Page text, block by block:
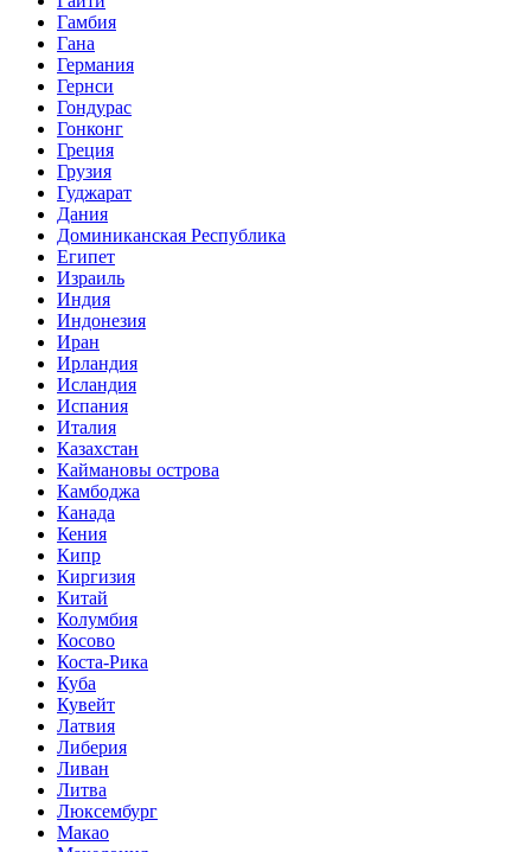
Гамбия
Гана
Германия
Гернси
Гондурас
Гонконг
Греция
Грузия
Гуджарат
Дания
Доминиканская Республика
Египет
Израиль
Индия
Индонезия
Иран
Ирландия
Исландия
Испания
Италия
Казахстан
Каймановы острова
Камбоджа
Канада
Кения
Кипр
Киргизия
Китай
Колумбия
Косово
Коста-Рика
Куба
Кувейт
Латвия
Либерия
Ливан
Литва
Люксембург
Макао